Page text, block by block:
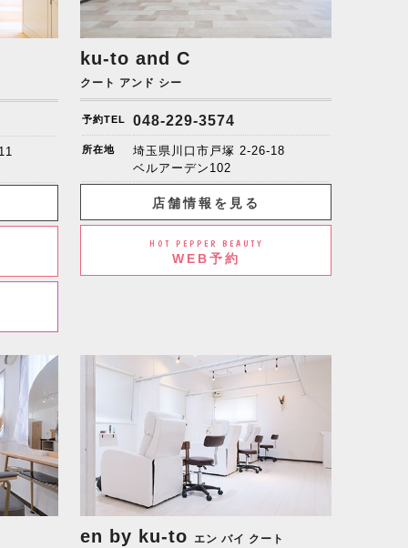
ku-to and C
クート アンド シー
予約TEL 048-229-3574
所在地
埼玉県川口市戸塚 2-26-18
ベルアーデン102
店舗情報を見る
HOT PEPPER BEAUTY
WEB予約
en by ku-to
エン バイ クート